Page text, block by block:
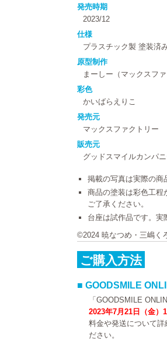
発売時期
2023/12
仕様
プラスチック製 塗装済
原型制作
まーしー（マックスファ
彩色
かいばらえりこ
発売元
マックスファクトリー
販売元
グッドスマイルカンパ
掲載の写真は実際の商
商品の塗装は彩色工程
ご了承ください。
台座は試作品です。実
©2024 暁なつめ・三嶋く
ご購入方法
■ GOODSMILE
「GOODSMILE
2023年7月21日（金）
料金や発送について
ださい。